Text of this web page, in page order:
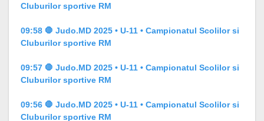
Cluburilor sportive RM
09:58 🛑 Judo.MD 2025 • U-11 • Campionatul Scolilor si
Cluburilor sportive RM
09:57 🛑 Judo.MD 2025 • U-11 • Campionatul Scolilor si
Cluburilor sportive RM
09:56 🛑 Judo.MD 2025 • U-11 • Campionatul Scolilor si
Cluburilor sportive RM